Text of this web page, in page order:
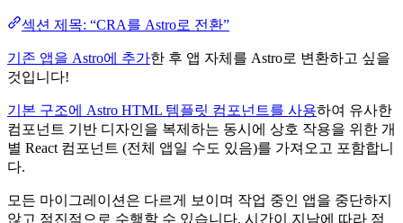
섹션 제목: “CRA를 Astro로 전환”
기존 앱을 Astro에 추가한 후 앱 자체를 Astro로 변환하고 싶을
것입니다!
기본 구조에 Astro HTML 템플릿 컴포넌트를 사용하여 유사한
컴포넌트 기반 디자인을 복제하는 동시에 상호 작용을 위한 개
별 React 컴포넌트 (전체 앱일 수도 있음)를 가져오고 포함합니
다.
모든 마이그레이션은 다르게 보이며 작업 중인 앱을 중단하지
않고 점진적으로 수행할 수 있습니다. 시간이 지남에 따라 점